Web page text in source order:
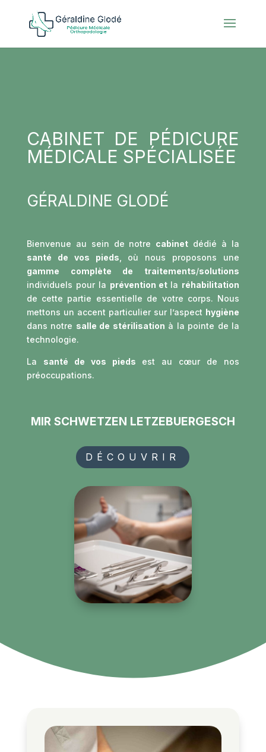
CABINET DE PÉDICURE
MÉDICALE SPÉCIALISÉE
GÉRALDINE GLODÉ
Bienvenue au sein de notre cabinet dédié à la
santé de vos pieds , où nous proposons une
gamme complète de traitements/solutions
individuels pour la prévention et la réhabilitation
de cette partie essentielle de votre corps. Nous
mettons un accent particulier sur l’aspect hygiène
dans notre salle de stérilisation à la pointe de la
technologie.
La santé de vos pieds est au cœur de nos
préoccupations.
MIR SCHWETZEN LETZEBUERGESCH
DÉCOUVRIR